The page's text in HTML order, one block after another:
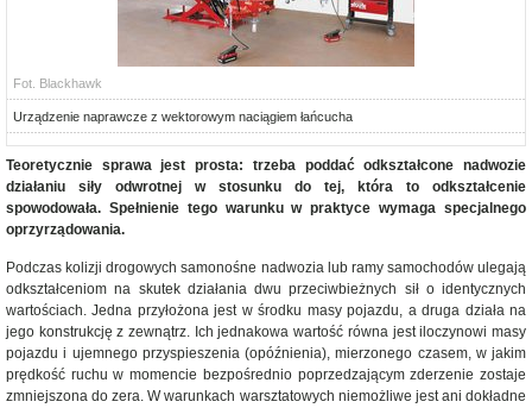
Fot. Blackhawk
Urządzenie naprawcze z wektorowym naciągiem łańcucha
Teoretycznie sprawa jest prosta: trzeba poddać odkształcone nadwozie
działaniu siły odwrotnej w stosunku do tej, która to odkształcenie
spowodowała. Spełnienie tego warunku w praktyce wymaga specjalnego
oprzyrządowania.
Podczas kolizji drogowych samonośne nadwozia lub ramy samochodów ulegają
odkształceniom na skutek działania dwu przeciwbieżnych sił o identycznych
wartościach. Jedna przyłożona jest w środku masy pojazdu, a druga działa na
jego konstrukcję z zewnątrz. Ich jednakowa wartość równa jest iloczynowi masy
pojazdu i ujemnego przyspieszenia (opóźnienia), mierzonego czasem, w jakim
prędkość ruchu w momencie bezpośrednio poprzedzającym zderzenie zostaje
zmniejszona do zera. W warunkach warsztatowych niemożliwe jest ani dokładne